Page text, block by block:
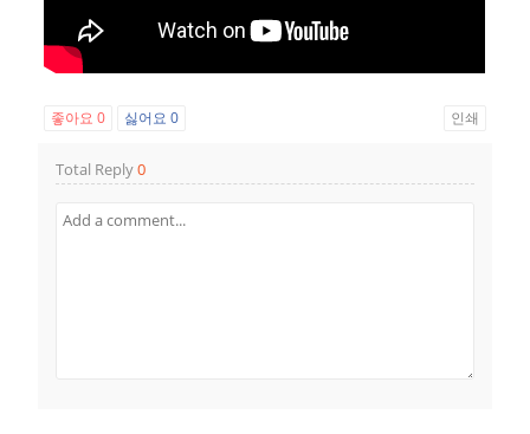
좋아요0 싫어요0 인쇄
Total Reply0